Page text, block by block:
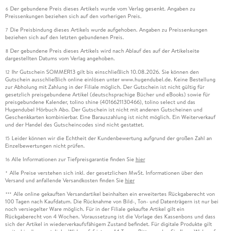
6 Der gebundene Preis dieses Artikels wurde vom Verlag gesenkt. Angaben zu
Preissenkungen beziehen sich auf den vorherigen Preis.
7 Die Preisbindung dieses Artikels wurde aufgehoben. Angaben zu Preissenkungen
beziehen sich auf den letzten gebundenen Preis.
8 Der gebundene Preis dieses Artikels wird nach Ablauf des auf der Artikelseite
dargestellten Datums vom Verlag angehoben.
12 Ihr Gutschein SOMMER13 gilt bis einschließlich 10.08.2026. Sie können den
Gutschein ausschließlich online einlösen unter www.hugendubel.de. Keine Bestellung
zur Abholung mit Zahlung in der Filiale möglich. Der Gutschein ist nicht gültig für
gesetzlich preisgebundene Artikel (deutschsprachige Bücher und eBooks) sowie für
preisgebundene Kalender, tolino shine (4016621130466), tolino select und das
Hugendubel Hörbuch Abo. Der Gutschein ist nicht mit anderen Gutscheinen und
Geschenkkarten kombinierbar. Eine Barauszahlung ist nicht möglich. Ein Weiterverkauf
und der Handel des Gutscheincodes sind nicht gestattet.
15 Leider können wir die Echtheit der Kundenbewertung aufgrund der großen Zahl an
Einzelbewertungen nicht prüfen.
16 Alle Informationen zur Tiefpreisgarantie finden Sie hier
* Alle Preise verstehen sich inkl. der gesetzlichen MwSt. Informationen über den
Versand und anfallende Versandkosten finden Sie hier
*** Alle online gekauften Versandartikel beinhalten ein erweitertes Rückgaberecht von
100 Tagen nach Kaufdatum. Die Rücknahme von Bild-, Ton- und Datenträgern ist nur bei
noch versiegelter Ware möglich. Für in der Filiale gekaufte Artikel gilt ein
Rückgaberecht von 4 Wochen. Voraussetzung ist die Vorlage des Kassenbons und dass
sich der Artikel in wiederverkaufsfähigem Zustand befindet. Für digitale Produkte gilt